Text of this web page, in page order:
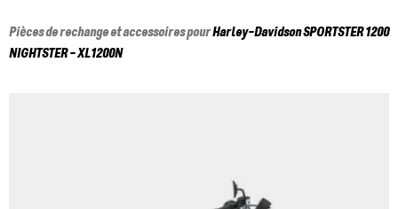
Pièces de rechange et accessoires pourHarley-DavidsonSPORTSTER 1200
NIGHTSTER - XL1200N